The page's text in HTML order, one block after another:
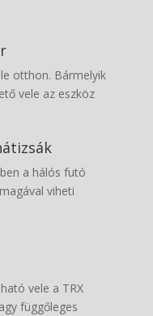
otthon. Bármelyik
vele az eszköz
a hálós futó
viheti
vele a TRX
függőleges